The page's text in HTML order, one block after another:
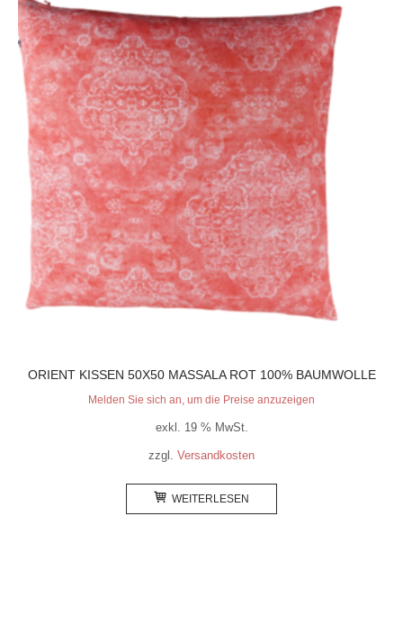
ORIENT KISSEN 50X50 MASSALA ROT 100% BAUMWOLLE
Melden Sie sich an, um die Preise anzuzeigen
exkl. 19 % MwSt.
zzgl. Versandkosten
WEITERLESEN